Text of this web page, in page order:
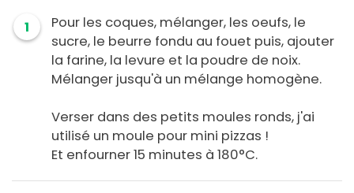
1
Pour les coques, mélanger, les oeufs, le
sucre, le beurre fondu au fouet puis, ajouter
la farine, la levure et la poudre de noix.
Mélanger jusqu'à un mélange homogène.
Verser dans des petits moules ronds, j'ai
utilisé un moule pour mini pizzas !
Et enfourner 15 minutes à 180°C.